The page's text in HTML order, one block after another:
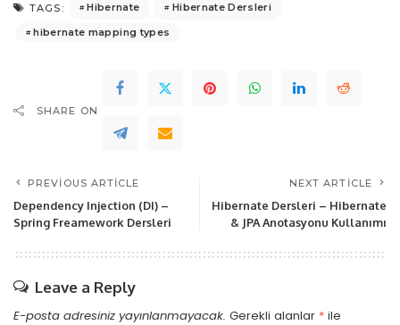
TAGS: Hibernate
Hibernate Dersleri
hibernate mapping types
SHARE ON
PREVIOUS ARTICLE
Dependency Injection (DI) –
Spring Freamework Dersleri
NEXT ARTICLE
Hibernate Dersleri – Hibernate
& JPA Anotasyonu Kullanımı
Leave a Reply
E-posta adresiniz yayınlanmayacak. Gerekli alanlar * ile